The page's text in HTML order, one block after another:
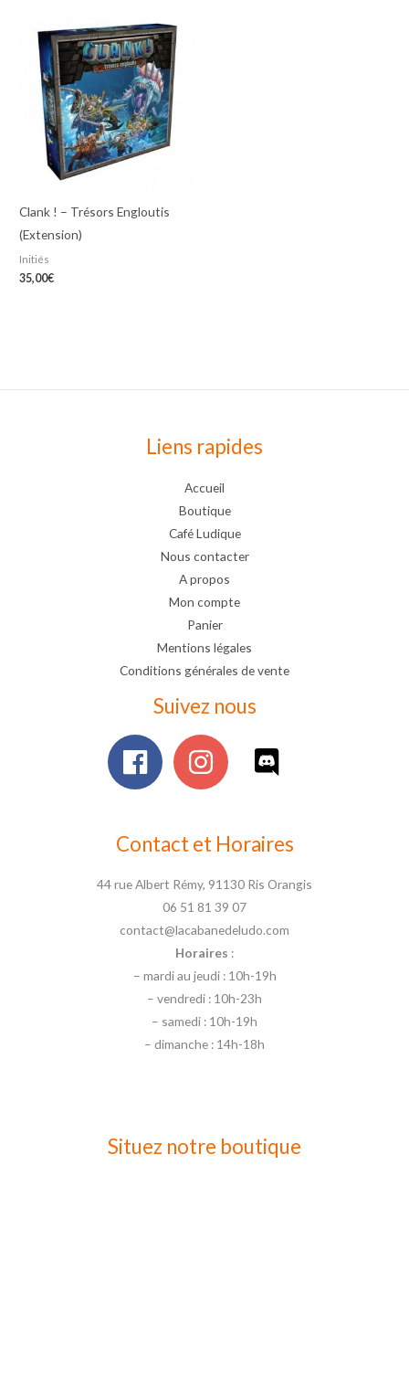
Clank ! – Trésors Engloutis
(Extension)
Initiés
35,00€
Liens rapides
Accueil
Boutique
Café Ludique
Nous contacter
A propos
Mon compte
Panier
Mentions légales
Conditions générales de vente
Suivez nous
Contact et Horaires
44 rue Albert Rémy, 91130 Ris Orangis
06 51 81 39 07
contact@lacabanedeludo.com
Horaires :
– mardi au jeudi : 10h-19h
– vendredi : 10h-23h
– samedi : 10h-19h
– dimanche : 14h-18h
Situez notre boutique